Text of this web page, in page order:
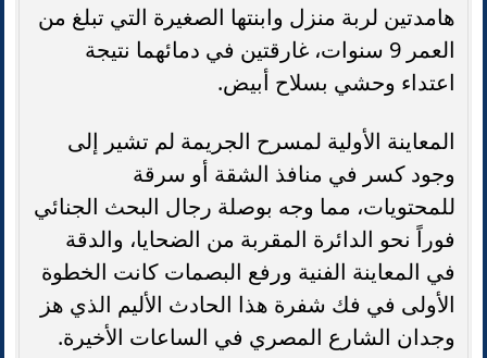
هامدتين لربة منزل وابنتها الصغيرة التي تبلغ من
العمر 9 سنوات، غارقتين في دمائهما نتيجة
اعتداء وحشي بسلاح أبيض.
المعاينة الأولية لمسرح الجريمة لم تشير إلى
وجود كسر في منافذ الشقة أو سرقة
للمحتويات، مما وجه بوصلة رجال البحث الجنائي
فوراً نحو الدائرة المقربة من الضحايا، والدقة
في المعاينة الفنية ورفع البصمات كانت الخطوة
الأولى في فك شفرة هذا الحادث الأليم الذي هز
وجدان الشارع المصري في الساعات الأخيرة.